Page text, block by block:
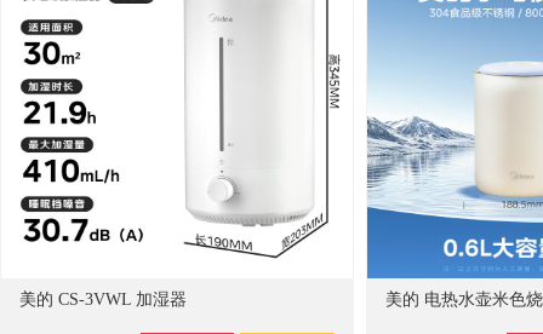
美的 CS-3VWL 加湿器